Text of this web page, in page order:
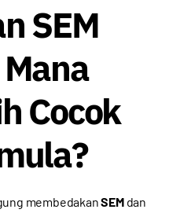
SEM
Cocok
membedakanSEMdan